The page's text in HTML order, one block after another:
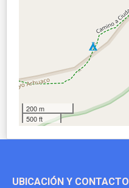
200 m
500 ft
UBICACIÓN Y CONTACTO